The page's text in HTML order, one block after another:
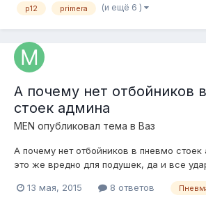
p12.Становиться все болт-он!
p12 primera (и ещё 6 )
А почему нет отбойников
стоек админа
MEN опубликовал тема в Ваз
А почему нет отбойников в пневмо
это же вредно для подушек, да и все
13 мая, 2015
8 ответов